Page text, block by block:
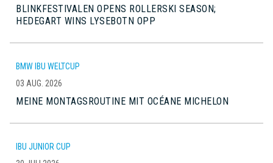
BLINKFESTIVALEN OPENS ROLLERSKI SEASON;
HEDEGART WINS LYSEBOTN OPP
BMW IBU WELTCUP
03 AUG. 2026
MEINE MONTAGSROUTINE MIT OCÉANE MICHELON
IBU JUNIOR CUP